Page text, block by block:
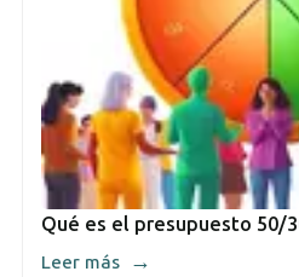
Qué es el presupuesto 50/
Leer más →